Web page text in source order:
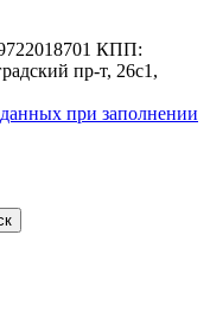
КПП:
пр-т, 26с1,
при заполнении